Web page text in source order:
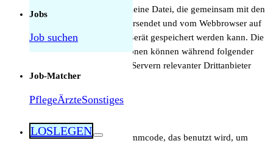
ist — und was nicht
Jobs
Job suchen
Job-Matcher
PflegeÄrzteSonstiges
LOSLEGEN
Ein Cookie ist eine einfache kleine Datei, die gemeinsam mit den
Seiten einer Internetadresse versendet und vom Webbrowser auf
dem PC oder einem anderen Gerät gespeichert werden kann. Die
darin gespeicherten Informationen können während folgender
Besuche zu unseren oder den Servern relevanter Drittanbieter
gesendet werden.
Ein Script ist ein Stück Programmcode, das benutzt wird, um